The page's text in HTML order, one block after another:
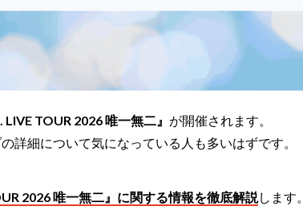
TOUR 2026 唯一無二』 が開催されます。
詳細について気になっている人も多いはずです。
2026 唯一無二』に関する情報を徹底解説します。